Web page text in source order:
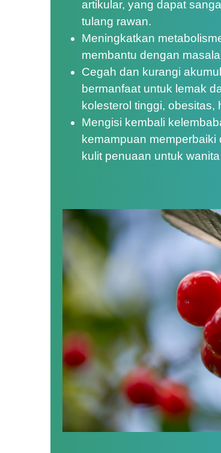
artikular, yang dapat
tulang rawan.
Meningkatkan
membantu dengan
Cegah dan kurangi
bermanfaat untuk lemak
kolesterol tinggi, obesitas,
Mengisi kembali
kemampuan
kulit penuaan untuk